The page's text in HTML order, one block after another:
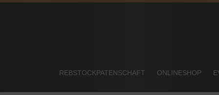
REBSTOCKPATENSCHAFT ONLINESHOP